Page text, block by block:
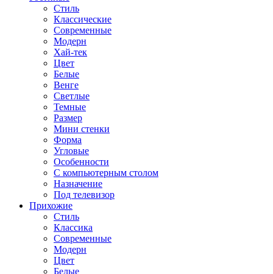
Стиль
Классические
Современные
Модерн
Хай-тек
Цвет
Белые
Венге
Светлые
Темные
Размер
Мини стенки
Форма
Угловые
Особенности
С компьютерным столом
Назначение
Под телевизор
Прихожие
Стиль
Классика
Современные
Модерн
Цвет
Белые